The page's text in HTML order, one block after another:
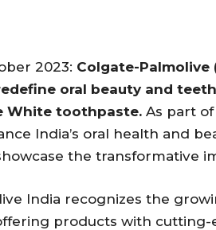
2023: Colgate-Palmolive
oral beauty and
White toothpaste. As part
India’s oral health and
the transformative
India recognizes the
products with